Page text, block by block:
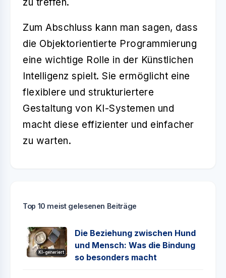
Zum Abschluss kann man sagen, dass
die Objektorientierte Programmierung
eine wichtige Rolle in der Künstlichen
Intelligenz spielt. Sie ermöglicht eine
flexiblere und strukturiertere
Gestaltung von KI-Systemen und
macht diese effizienter und einfacher
zu warten.
Top 10 meist gelesenen Beiträge
KI-generiert
Die Beziehung zwischen Hund
und Mensch: Was die Bindung
so besonders macht